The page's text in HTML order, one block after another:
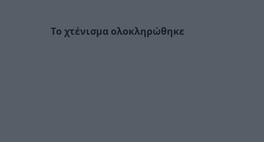
Το χτένισμα ολοκληρώθηκε